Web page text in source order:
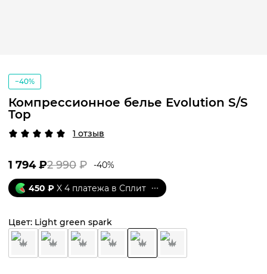
−40%
Компрессионное белье Evolution S/S
Top
1 отзыв
2 990 ₽
1 794 ₽ -40%
450 ₽ X 4 платежа в Сплит
Цвет: Light green spark